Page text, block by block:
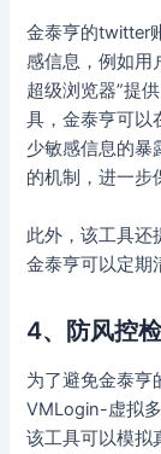
金泰亨的twitter
感信息，例如用
超级浏览器”提
具，金泰亨可以
少敏感信息的暴
的机制，进一步
此外，该工具还
金泰亨可以定期
4、防风控
为了避免金泰亨
VMLogin-虚拟
该工具可以模拟